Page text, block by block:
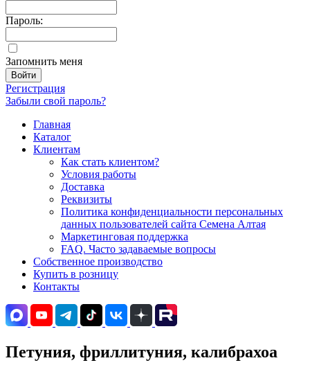
Пароль:
Запомнить меня
Регистрация
Забыли свой пароль?
Главная
Каталог
Клиентам
Как стать клиентом?
Условия работы
Доставка
Реквизиты
Политика конфиденциальности персональных
данных пользователей сайта Семена Алтая
Маркетинговая поддержка
FAQ. Часто задаваемые вопросы
Собственное производство
Купить в розницу
Контакты
Петуния, фриллитуния, калибрахоа